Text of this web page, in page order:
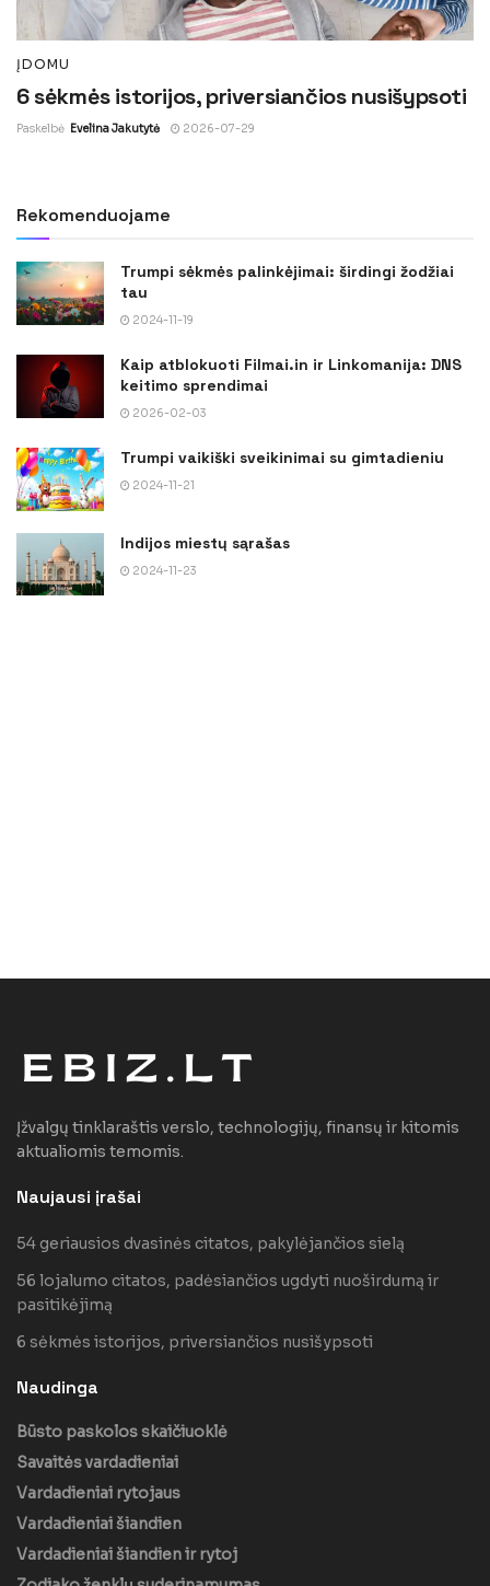
ĮDOMU
6 sėkmės istorijos, priversiančios nusišypsoti
Paskelbė Evelina Jakutytė 2026-07-29
Rekomenduojame
Trumpi sėkmės palinkėjimai: širdingi žodžiai
tau
2024-11-19
Kaip atblokuoti Filmai.in ir Linkomanija: DNS
keitimo sprendimai
2026-02-03
Trumpi vaikiški sveikinimai su gimtadieniu
2024-11-21
Indijos miestų sąrašas
2024-11-23
Įžvalgų tinklaraštis verslo, technologijų, finansų ir kitomis
aktualiomis temomis.
Naujausi įrašai
54 geriausios dvasinės citatos, pakylėjančios sielą
56 lojalumo citatos, padėsiančios ugdyti nuoširdumą ir
pasitikėjimą
6 sėkmės istorijos, priversiančios nusišypsoti
Naudinga
Būsto paskolos skaičiuoklė
Savaitės vardadieniai
Vardadieniai rytojaus
Vardadieniai šiandien
Vardadieniai šiandien ir rytoj